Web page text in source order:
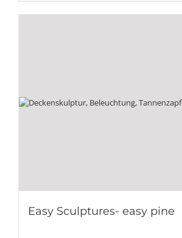
Easy Sculptures- easy pine